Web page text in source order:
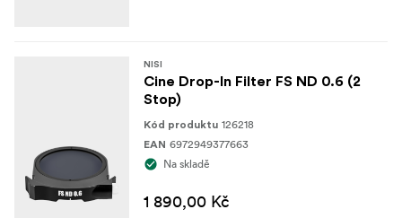
autentické a věrné výsledky
Vylepšeno technologií NiSi Optical Nano Coating
Vyrobeno z vysoce kvalitního optického skla
Uložen v lehkém, ale robustním hliníkovém rámečku
Dodáváno s praktickým pouzdrem pro snadnou
NISI
Cine Drop-In Filter FS ND 0.6 (2
Stop)
Kód produktu 126218
EAN 6972949377663
Na skladě
1 890,00 Kč